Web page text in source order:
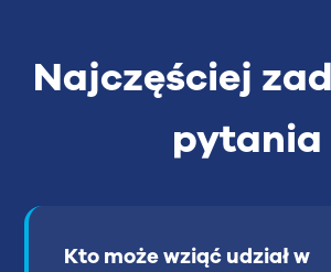
Najczęściej
pytania
Kto może wziąć udział w